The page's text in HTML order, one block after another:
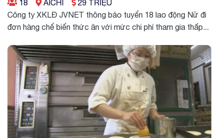
18
AICHI
29 TRIỆU
Công ty XKLĐ JVNET thông báo tuyển 18 lao động Nữ đi
đơn hàng chế biến thức ăn với mức chi phí tham gia thấp...